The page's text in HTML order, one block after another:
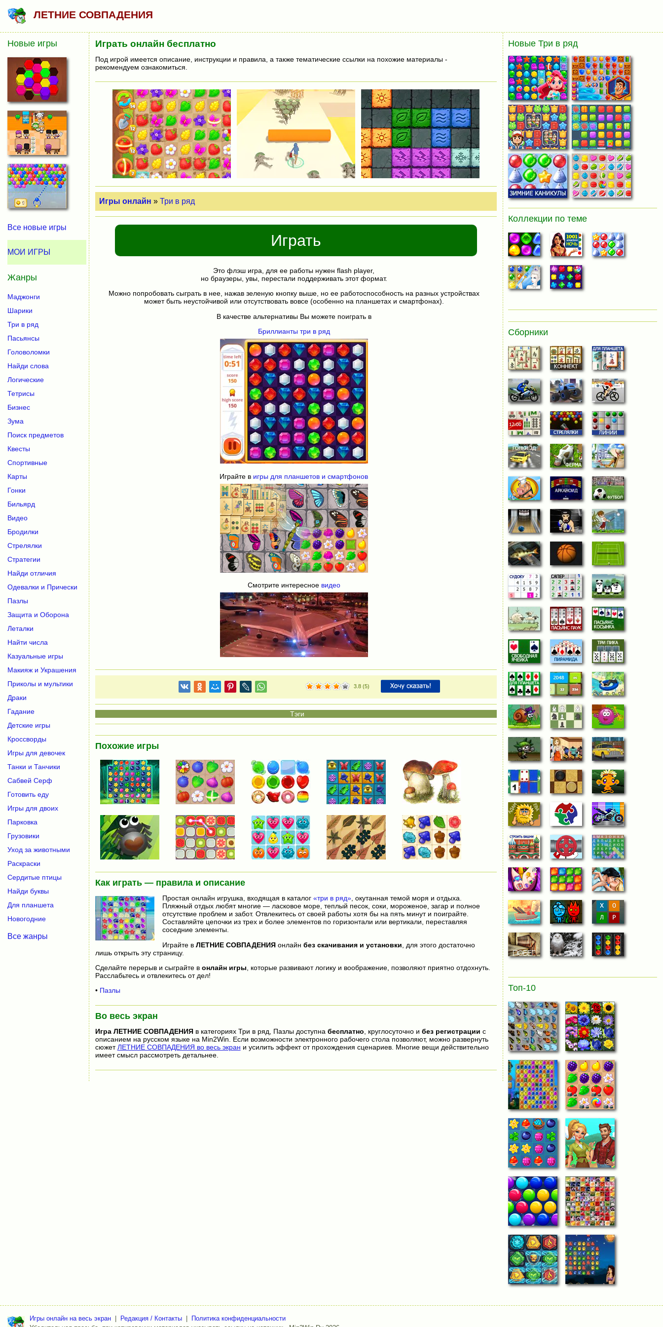
ЛЕТНИЕ СОВПАДЕНИЯ
Играть онлайн бесплатно
Под игрой имеется описание, инструкции и правила, а также тематические ссылки на похожие материалы -
рекомендуем ознакомиться.
Игры онлайн » Три в ряд
Играть
Это флэш игра, для ее работы нужен flash player,
но браузеры, увы, перестали поддерживать этот формат.
Можно попробовать сыграть в нее, нажав зеленую кнопку выше, но ее работоспособность на разных устройствах
может быть неустойчивой или отсутствовать вовсе (особенно на планшетах и смартфонах).
В качестве альтернативы Вы можете поиграть в
Бриллианты три в ряд
Играйте в игры для планшетов и смартфонов
Смотрите интересное видео
3.8 (5)
Похожие игры
Как играть — правила и описание
Простая онлайн игрушка, входящая в каталог «три в ряд», окутанная темой моря и отдыха.
Пляжный отдых любят многие — ласковое море, теплый песок, соки, мороженое, загар и полное
отсутствие проблем и забот. Отвлекитесь от своей работы хотя бы на пять минут и поиграйте.
Составляйте цепочки из трех и более элементов по горизонтали или вертикали, переставляя
соседние элементы.
Играйте в ЛЕТНИЕ СОВПАДЕНИЯонлайн без скачивания и установки , для этого достаточно
лишь открыть эту страницу.
Сделайте перерыв и сыграйте в онлайн игры , которые развивают логику и воображение, позволяют приятно отдохнуть.
Расслабьтесь и отвлекитесь от дел!
• Пазлы
Во весь экран
Игра ЛЕТНИЕ СОВПАДЕНИЯв категориях Три в ряд, Пазлы доступна бесплатно, круглосуточно и без регистрации с
описанием на русском языке на Min2Win. Если возможности электронного рабочего стола позволяют, можно развернуть
сюжетЛЕТНИЕ СОВПАДЕНИЯ во весь экран и усилить эффект от прохождения сценариев. Многие вещи действительно
имеет смысл рассмотреть детальнее.
Новые игры
Все новые игры
МОИ ИГРЫ
Жанры
Маджонги
Шарики
Три в ряд
Пасьянсы
Головоломки
Найди слова
Логические
Тетрисы
Бизнес
Зума
Поиск предметов
Квесты
Спортивные
Карты
Гонки
Бильярд
Видео
Бродилки
Стрелялки
Стратегии
Найди отличия
Одевалки и Прически
Пазлы
Защита и Оборона
Леталки
Найти числа
Казуальные игры
Макияж и Украшения
Приколы и мультики
Драки
Гадание
Детские игры
Кроссворды
Игры для девочек
Танки и Танчики
Сабвей Серф
Готовить еду
Игры для двоих
Парковка
Грузовики
Уход за животными
Раскраски
Сердитые птицы
Найди буквы
Для планшета
Новогодние
Все жанры
Новые Три в ряд
Коллекции по теме
Сборники
Топ-10
Игры онлайн на весь экран Редакция / Контакты
Политика конфиденциальности